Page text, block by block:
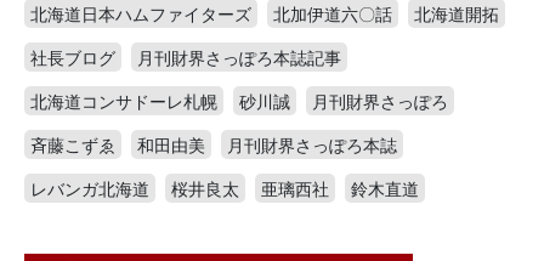
北海道日本ハムファイターズ 北加伊道六〇話
北海道開拓
社長ブログ
月刊財界さっぽろ本誌記事
北海道コンサドーレ札幌
砂川誠
月刊財界さっぽろ
斉藤こずゑ
和田由美
月刊財界さっぽろ本誌
レバンガ北海道
桜井良太 亜璃西社 鈴木直道